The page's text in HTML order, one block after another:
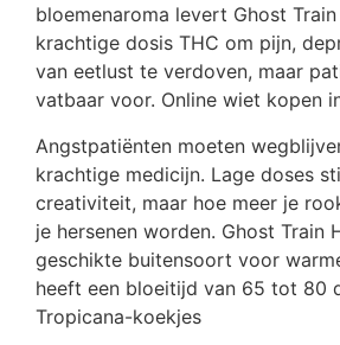
bloemenaroma levert Ghost
krachtige dosis THC om pijn,
van eetlust te verdoven, maar
vatbaar voor. Online wiet kopen
Angstpatiënten moeten
krachtige medicijn. Lage doses
creativiteit, maar hoe meer je
je hersenen worden. Ghost Train
geschikte buitensoort voor
heeft een bloeitijd van 65 tot 80
Tropicana-koekjes